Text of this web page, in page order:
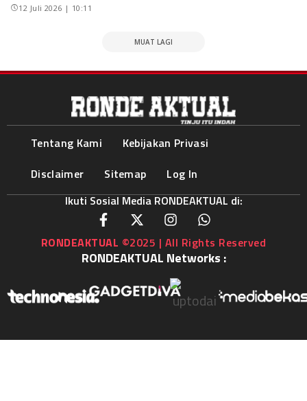
12 Juli 2026 | 10:11
MUAT LAGI
Tentang Kami
Kebijakan Privasi
Disclaimer
Sitemap
Log In
Ikuti Sosial Media RONDEAKTUAL di:
RONDEAKTUAL ©2025 | All Rights Reserved
RONDEAKTUAL Networks :